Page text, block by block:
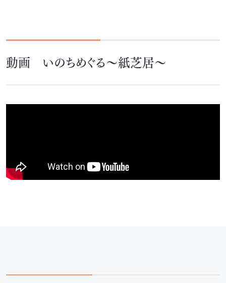
動画 いのちめぐる〜紙芝居〜